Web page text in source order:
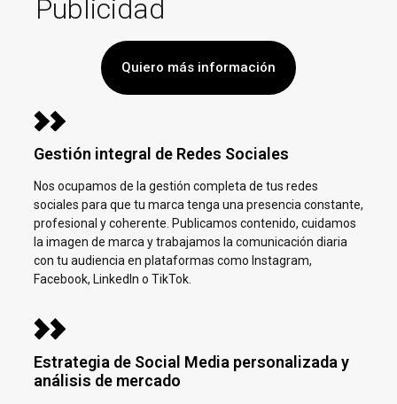
Publicidad
Quiero más información
Gestión integral de Redes Sociales
Nos ocupamos de la gestión completa de tus redes
sociales para que tu marca tenga una presencia constante,
profesional y coherente. Publicamos contenido, cuidamos
la imagen de marca y trabajamos la comunicación diaria
con tu audiencia en plataformas como Instagram,
Facebook, LinkedIn o TikTok.
Estrategia de Social Media personalizada y
análisis de mercado